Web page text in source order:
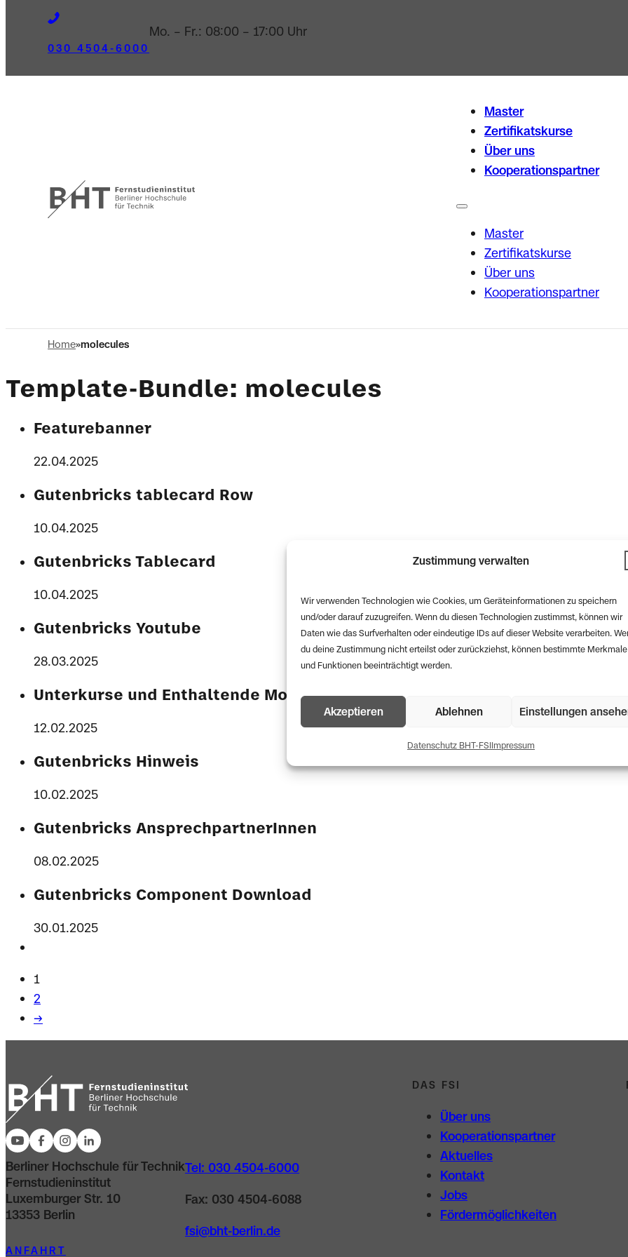
Zustimmung verwalten
Wir verwenden Technologien wie Cookies, um Geräteinformationen zu speichern
und/oder darauf zuzugreifen. Wenn du diesen Technologien zustimmst, können wir
Daten wie das Surfverhalten oder eindeutige IDs auf dieser Website verarbeiten.
du deine Zustimmung nicht erteilst oder zurückziehst, können bestimmte Merkmale
und Funktionen beeinträchtigt werden.
Akzeptieren Ablehnen Einstellungen
Datenschutz BHT-FSIImpressum
030 4504-6000
Mo. – Fr.: 08:00 – 17:00 Uhr
Master
Zertifikatskurse
Über uns
Kooperationspartner
Master
Zertifikatskurse
Über uns
Kooperationspartner
Home molecules
Template-Bundle: molecules
Featurebanner
22.04.2025
Gutenbricks tablecard Row
10.04.2025
Gutenbricks Tablecard
10.04.2025
Gutenbricks Youtube
28.03.2025
Unterkurse und Enthaltende Module
12.02.2025
Gutenbricks Hinweis
10.02.2025
Gutenbricks AnsprechpartnerInnen
08.02.2025
Gutenbricks Component Download
30.01.2025
1
2
→
Berliner Hochschule für Technik
Fernstudieninstitut
Luxemburger Str. 10
13353 Berlin
Tel: 030 4504-6000
Fax: 030 4504-6088
fsi@bht-berlin.de
ANFAHRT
DAS FSI
Über uns
Kooperations­partner
Aktuelles
Kontakt
Jobs
Förder­möglichkeiten